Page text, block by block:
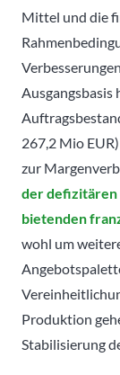
Mittel und die
267,2 Mio
zur
der defizitären
bietenden
wohl um
Produktion
Stabilisierung